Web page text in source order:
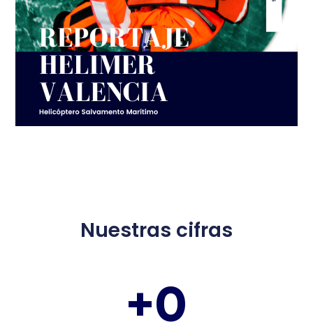
Nuestras cifras
+0